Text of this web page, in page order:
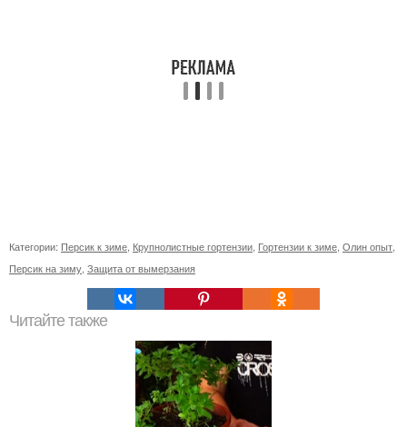
Категории: Персик к зиме Крупнолистные гортензии Гортензии к зиме Олин опыт
Персик на зиму Защита от вымерзания
Читайте также